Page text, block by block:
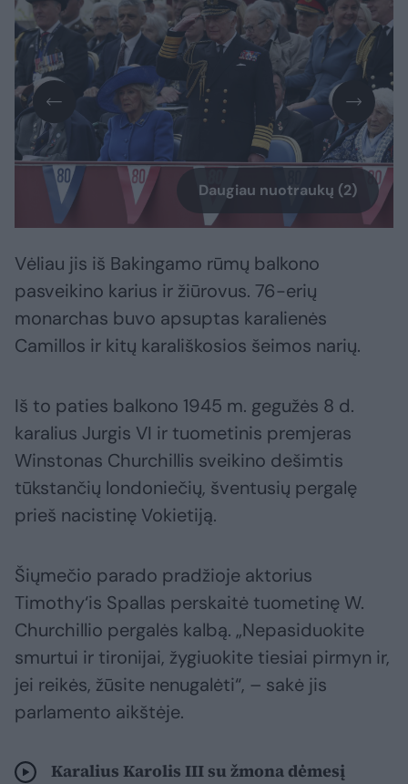
Daugiau nuotraukų (2)
Vėliau jis iš Bakingamo rūmų balkono
pasveikino karius ir žiūrovus. 76-erių
monarchas buvo apsuptas karalienės
Camillos ir kitų karališkosios šeimos narių.
Iš to paties balkono 1945 m. gegužės 8 d.
karalius Jurgis VI ir tuometinis premjeras
Winstonas Churchillis sveikino dešimtis
tūkstančių londoniečių, šventusių pergalę
prieš nacistinę Vokietiją.
Šiųmečio parado pradžioje aktorius
Timothy‘is Spallas perskaitė tuometinę W.
Churchillio pergalės kalbą. „Nepasiduokite
smurtui ir tironijai, žygiuokite tiesiai pirmyn ir,
jei reikės, žūsite nenugalėti“, – sakė jis
parlamento aikštėje.
Karalius Karolis III su žmona dėmesį